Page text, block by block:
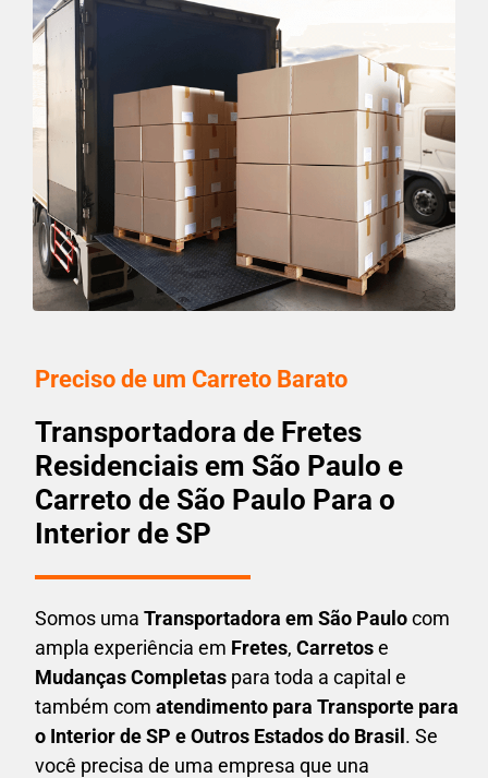
Preciso de um Carreto Barato
Transportadora de Fretes
Residenciais em São Paulo e
Carreto de São Paulo Para o
Interior de SP
Somos uma Transportadora em São Paulocom
ampla experiência em Fretes, Carretose
Mudanças Completas para toda a capital e
também com atendimento para Transporte para
o Interior de SP e Outros Estados do Brasil. Se
você precisa de uma empresa que una